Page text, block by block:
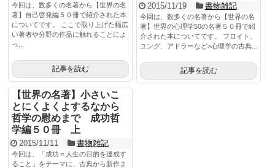
今回は、数多くの名著から【世界の名
著】自己啓発編５０冊で紹介された本
についてです。 ここで取り上げた幅広
い著者や分野の作品に触れることによ
っ...
記事を読む
2015/11/19 書物雑記
今回は、数多くの名著から【世界の名
著】世界の心理学50の名著５０冊で紹
介された本についてです。 フロイト、
ユング、アドラーなど>心理学の古典...
記事を読む
【世界の名著】小さいこ
とにくよくよするなから
哲学の慰めまで 成功哲
学編５０冊 上
2015/11/11 書物雑記
今回は、「成功＝人生の目的を達成す
ること」をテーマに、古典から新作ま